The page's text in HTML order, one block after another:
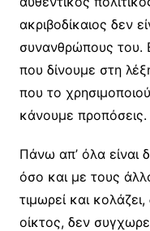
ακριβοδίκαιος δεν
συνανθρώπους του.
που δίνουμε στη
που το
κάνουμε προπόσεις.
Πάνω απ’ όλα είναι
όσο και με τους
τιμωρεί και κολάζει,
οίκτος, δεν